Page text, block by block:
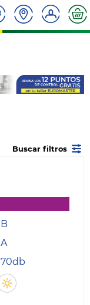
Buscar filtros
B
A
70db